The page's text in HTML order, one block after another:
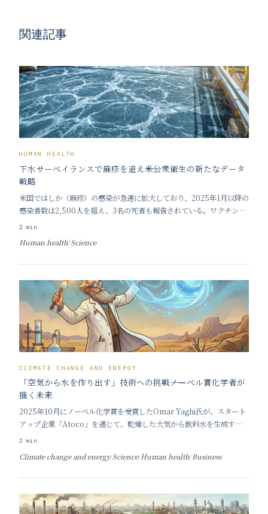
関連記事
HUMAN HEALTH
下水サーベイランスで麻疹を追え――米公衆衛生の新たなデータ
戦略
米国ではしか（麻疹）の感染が急速に拡大しており、2025年1月以降の
感染者数は2,500人を超え、3名の死者も報告されている。ワクチン接
種率の低下を背景に、米国はWHO（世界保健機関）による「はしか排
生の新たな防衛策として「下水サーベイ
2 min
Human health/Science
CLIMATE CHANGE AND ENERGY
「空気から水を作り出す」技術への挑戦――ノーベル賞化学者が
描く未来
2025年10月にノーベル化学賞を受賞したOmar Yaghi氏が、スタート
アップ企業「Atoco」を通じて、乾燥した大気から飲料水を生成する
革新的なビジネスに挑んでいます。その技術は、映画『スター・ウォー
分凝結機」を使い、大気中から水
2 min
Climate change and energy/Science/Human health/Business